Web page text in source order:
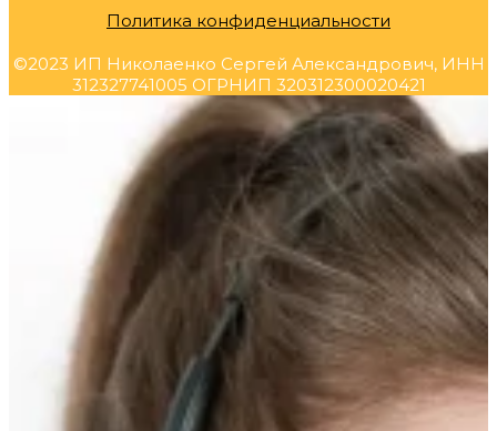
Политика конфиденциальности
©2023 ИП Николаенко Сергей Александрович, ИНН
312327741005 ОГРНИП 320312300020421